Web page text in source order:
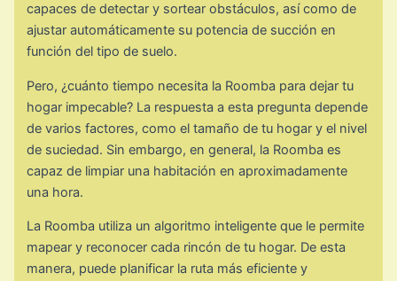
capaces de detectar y sortear obstáculos, así como de
ajustar automáticamente su potencia de succión en
función del tipo de suelo.
Pero, ¿cuánto tiempo necesita la Roomba para dejar tu
hogar impecable? La respuesta a esta pregunta depende
de varios factores, como el tamaño de tu hogar y el nivel
de suciedad. Sin embargo, en general, la Roomba es
capaz de limpiar una habitación en aproximadamente
una hora.
La Roomba utiliza un algoritmo inteligente que le permite
mapear y reconocer cada rincón de tu hogar. De esta
manera, puede planificar la ruta más eficiente y